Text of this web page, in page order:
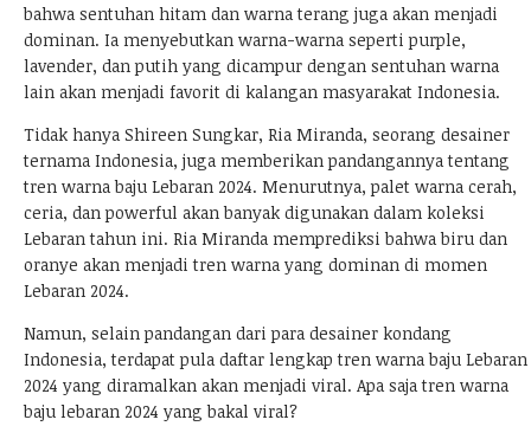
bahwa sentuhan hitam dan warna terang juga akan menjadi
dominan. Ia menyebutkan warna-warna seperti purple,
lavender, dan putih yang dicampur dengan sentuhan warna
lain akan menjadi favorit di kalangan masyarakat Indonesia.
Tidak hanya Shireen Sungkar, Ria Miranda, seorang desainer
ternama Indonesia, juga memberikan pandangannya tentang
tren warna baju Lebaran 2024. Menurutnya, palet warna cerah,
ceria, dan powerful akan banyak digunakan dalam koleksi
Lebaran tahun ini. Ria Miranda memprediksi bahwa biru dan
oranye akan menjadi tren warna yang dominan di momen
Lebaran 2024.
Namun, selain pandangan dari para desainer kondang
Indonesia, terdapat pula daftar lengkap tren warna baju Lebaran
2024 yang diramalkan akan menjadi viral. Apa saja tren warna
baju lebaran 2024 yang bakal viral?